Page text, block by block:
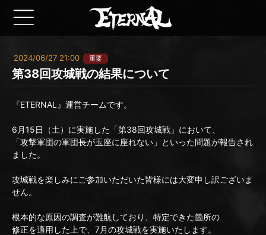
2024/06/27 21:00 重要
第38回攻城戦の結果について
『ETERNAL』運営チームです。
6月15日（土）に実施した「第38回攻城戦」において、
「攻撃軍団の軍団長が玉座に座れない」といった問題が報告され
ました。
攻城戦を楽しみにご参加いただいた皆様には大変申し訳ございま
せん。
根本的な原因の調査が難航しており、特定できた箇所の
修正を適用した上で、7月の攻城戦を実施いたします。